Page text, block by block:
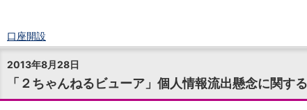
口座開設
ログイン
チャット
メニュー
商品・サービス
2013年8月28日
「２ちゃんねるビューア」個人情報流出懸念に関す